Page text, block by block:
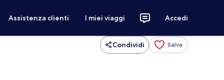
Assistenza clienti I miei viaggi Accedi
Condividi Salva